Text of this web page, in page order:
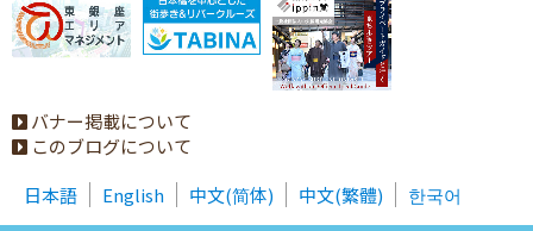
バナー掲載について
このブログについて
日本語
English 中文(简体) 中文(繁體) 한국어